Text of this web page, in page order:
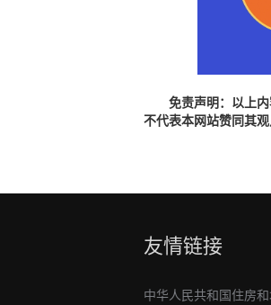
免责声明：以上
不代表本网站赞同其
友情链接
中华人民共和国住房